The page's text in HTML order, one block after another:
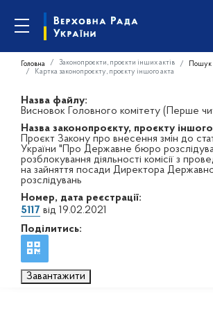
Головна Законопроєкти, проєкти інших актів
Пошук
Картка законопроєкту, проєкту іншого акта
Назва файлу:
Висновок Головного комітету (Перше
Назва законопроєкту, проєкту
Проєкт Закону про внесення змін до
України "Про Державне бюро
розблокування діяльності комісії з
на зайняття посади Директора
розслідувань
Номер, дата реєстрації:
5117 від 19.02.2021
Поділитись:
Завантажити